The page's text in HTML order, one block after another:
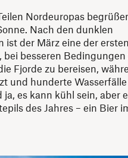
Nordeuropas
Nach den dunklen
ist der März eine der ersten
bei besseren Bedingungen
Fjorde zu bereisen,
und hunderte Wasserfälle
es kann kühl sein, aber
des Jahres – ein Bier